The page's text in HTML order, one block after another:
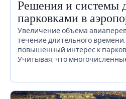
Решения и системы
парковками в
Увеличение объема
течение длительного
повышенный интерес к
Учитывая, что
на территории аэропорта в